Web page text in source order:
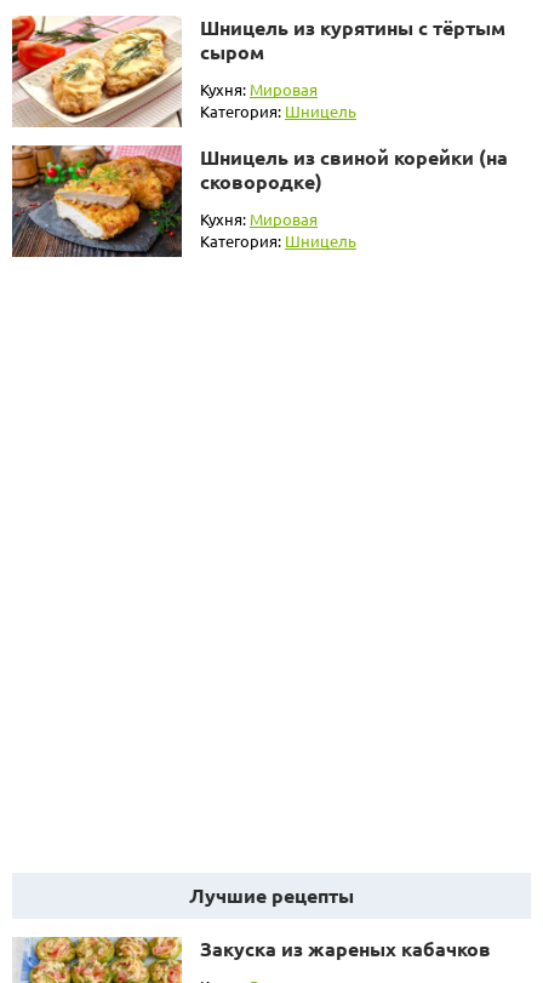
Шницель из курятины с тёртым
сыром
Кухня: Мировая
Категория: Шницель
Шницель из свиной корейки (на
сковородке)
Кухня: Мировая
Категория: Шницель
Лучшие рецепты
Закуска из жареных кабачков